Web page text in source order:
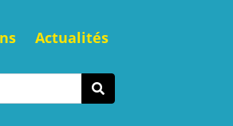
Actualités